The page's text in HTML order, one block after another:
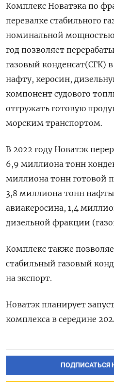
Комплекс Новатэка по
перевалке стабильного
номинальной
год позволяет
газовый конденсат(СГК)
нафту, керосин,
компонент судового
отгружать готовую
морским транспортом.
В 2022 году Новатэк
6,9 миллиона тонн
миллиона тонн готовой
3,8 миллиона тонн
авиакеросина, 1,4
дизельной фракции
Комплекс также
стабильный газовый
на экспорт.
Новатэк планирует
комплекса в середине
ПОДПИСАТЬСЯ